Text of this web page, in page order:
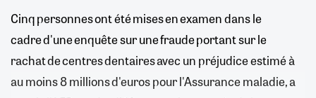
Cinq personnes ont été mises en examen dans le
cadre d'une enquête sur une fraude portant sur le
rachat de centres dentaires avec un préjudice estimé à
au moins 8 millions d'euros pour l'Assurance maladie, a